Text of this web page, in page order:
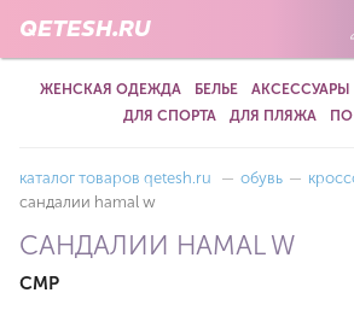
QETESH.RU
ЖЕНСКАЯ ОДЕЖДА БЕЛЬЕ АКСЕССУАРЫ
ДЛЯ СПОРТА
ДЛЯ ПЛЯЖА
каталог товаров qetesh.ru — обувь —
сандалии hamal w
САНДАЛИИ HAMAL W
CMP